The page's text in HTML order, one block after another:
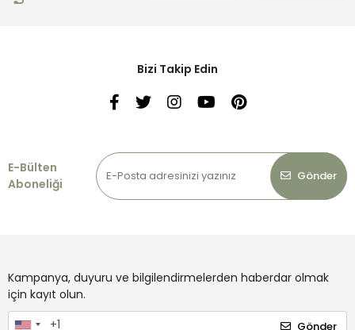
Bizi Takip Edin
E-Bülten
Aboneliği
Gönder
Kampanya, duyuru ve bilgilendirmelerden haberdar olmak
için kayıt olun.
Gönder